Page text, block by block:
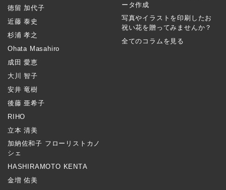
徳留 加代子
近藤 泰史
杉浦 孝之
Ohata Masahiro
成田 愛恵
大川 智子
安井 竜樹
後藤 亜希子
RIHO
立本 清美
加納佐和子 フローリストカノ
シェ
HASHIRAMOTO KENTA
金増 佑美
ータ作成
写真やイラストを印刷したお
祝い花を贈ってみませんか？
全てのコラムを見る